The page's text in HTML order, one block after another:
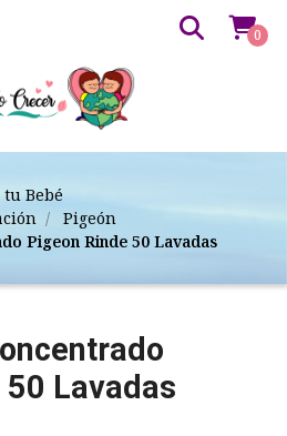
0
Bebé
Pigeón
Pigeon Rinde 50 Lavadas
Lavadas